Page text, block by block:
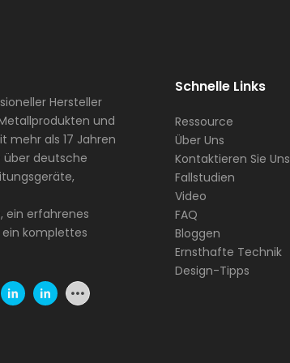
Hersteller
und
mehr als 17 Jahren
über deutsche
ein erfahrenes
komplettes
Schnelle Links
Ressource
Über Uns
Kontaktieren Sie Uns
Fallstudien
Video
FAQ
Bloggen
Ernsthafte Technik
Design-Tipps